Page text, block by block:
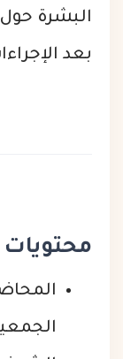
البشرة
بعد
محتويات